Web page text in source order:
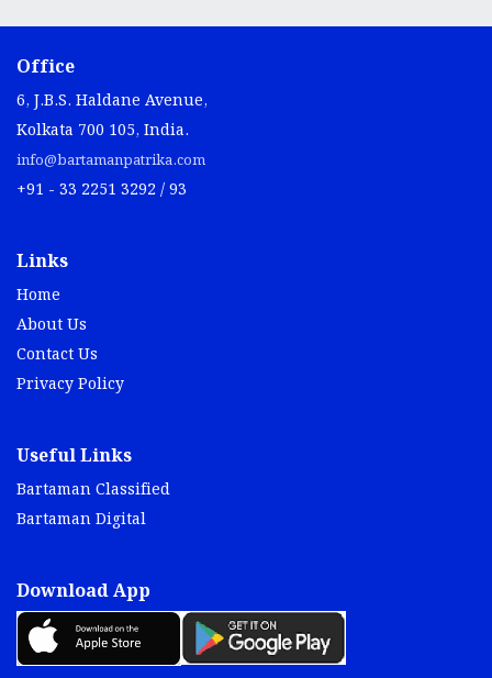
Office
6, J.B.S. Haldane Avenue,
Kolkata 700 105, India.
info@bartamanpatrika.com
+91 - 33 2251 3292 / 93
Links
Home
About Us
Contact Us
Privacy Policy
Useful Links
Bartaman Classified
Bartaman Digital
Download App